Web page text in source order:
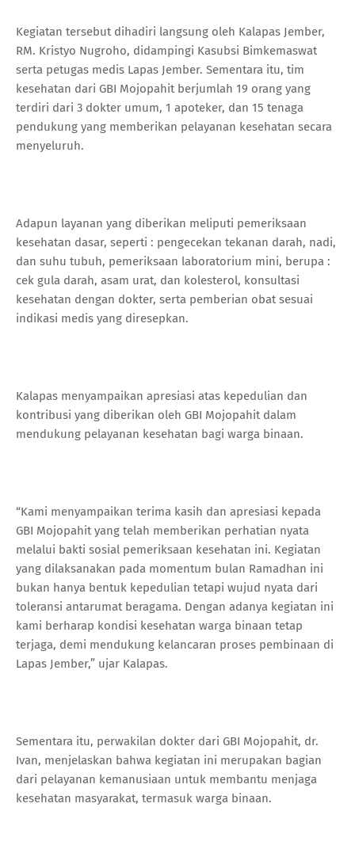
Kegiatan tersebut dihadiri langsung oleh Kalapas Jember,
RM. Kristyo Nugroho, didampingi Kasubsi Bimkemaswat
serta petugas medis Lapas Jember. Sementara itu, tim
kesehatan dari GBI Mojopahit berjumlah 19 orang yang
terdiri dari 3 dokter umum, 1 apoteker, dan 15 tenaga
pendukung yang memberikan pelayanan kesehatan secara
menyeluruh.
Adapun layanan yang diberikan meliputi pemeriksaan
kesehatan dasar, seperti : pengecekan tekanan darah, nadi,
dan suhu tubuh, pemeriksaan laboratorium mini, berupa :
cek gula darah, asam urat, dan kolesterol, konsultasi
kesehatan dengan dokter, serta pemberian obat sesuai
indikasi medis yang diresepkan.
Kalapas menyampaikan apresiasi atas kepedulian dan
kontribusi yang diberikan oleh GBI Mojopahit dalam
mendukung pelayanan kesehatan bagi warga binaan.
“Kami menyampaikan terima kasih dan apresiasi kepada
GBI Mojopahit yang telah memberikan perhatian nyata
melalui bakti sosial pemeriksaan kesehatan ini. Kegiatan
yang dilaksanakan pada momentum bulan Ramadhan ini
bukan hanya bentuk kepedulian tetapi wujud nyata dari
toleransi antarumat beragama. Dengan adanya kegiatan ini
kami berharap kondisi kesehatan warga binaan tetap
terjaga, demi mendukung kelancaran proses pembinaan di
Lapas Jember,” ujar Kalapas.
Sementara itu, perwakilan dokter dari GBI Mojopahit, dr.
Ivan, menjelaskan bahwa kegiatan ini merupakan bagian
dari pelayanan kemanusiaan untuk membantu menjaga
kesehatan masyarakat, termasuk warga binaan.